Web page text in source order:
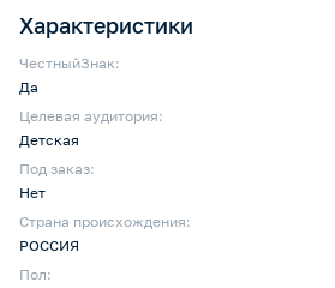
Характеристики
ЧестныйЗнак:
Да
Целевая аудитория:
Детская
Под заказ:
Нет
Страна происхождения:
РОССИЯ
Пол: